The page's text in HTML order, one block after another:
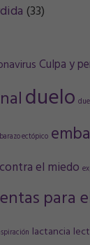
(33)
Culpa y
duelo
ectópico
el miedo
para
lactancia